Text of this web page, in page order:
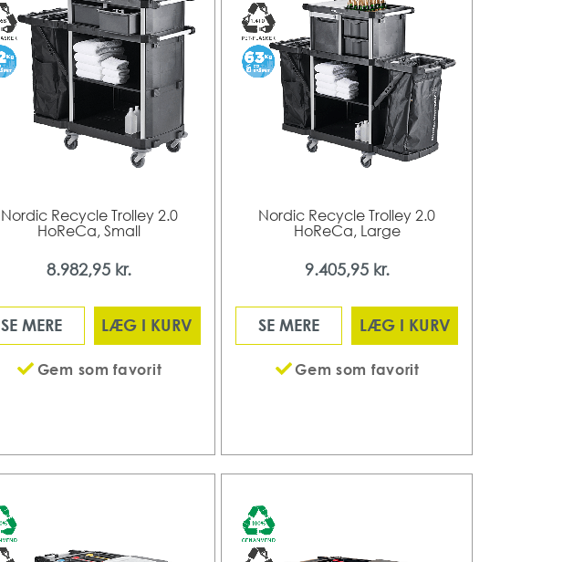
Nordic Recycle Trolley 2.0
HoReCa, Small
8.982,95 kr.
SE MERE LÆG I KURV
Gem som favorit
Nordic Recycle Trolley 2.0
HoReCa, Large
9.405,95 kr.
SE MERE LÆG I KURV
Gem som favorit